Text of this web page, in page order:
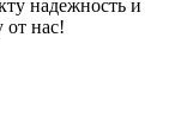
надежность и
от нас!